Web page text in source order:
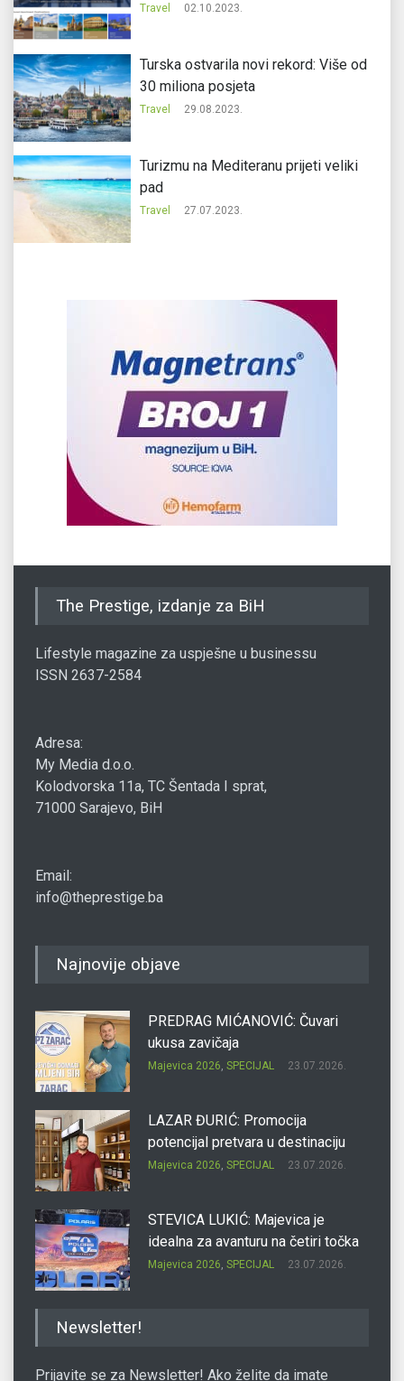
Travel 02.10.2023.
Turska ostvarila novi rekord: Više od
30 miliona posjeta
Travel 29.08.2023.
Turizmu na Mediteranu prijeti veliki
pad
Travel 27.07.2023.
The Prestige, izdanje za BiH
Lifestyle magazine za uspješne u businessu
ISSN 2637-2584
Adresa:
My Media d.o.o.
Kolodvorska 11a, TC Šentada I sprat,
71000 Sarajevo, BiH
Email:
info@theprestige.ba
Najnovije objave
PREDRAG MIĆANOVIĆ: Čuvari
ukusa zavičaja
Majevica 2026, SPECIJAL 23.07.2026.
LAZAR ĐURIĆ: Promocija
potencijal pretvara u destinaciju
Majevica 2026, SPECIJAL 23.07.2026.
STEVICA LUKIĆ: Majevica je
idealna za avanturu na četiri točka
Majevica 2026, SPECIJAL 23.07.2026.
Newsletter!
Prijavite se za Newsletter! Ako želite da imate